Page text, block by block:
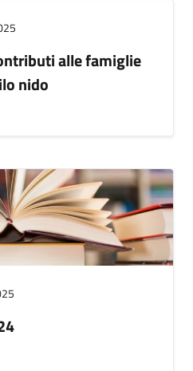
alle famiglie
nido